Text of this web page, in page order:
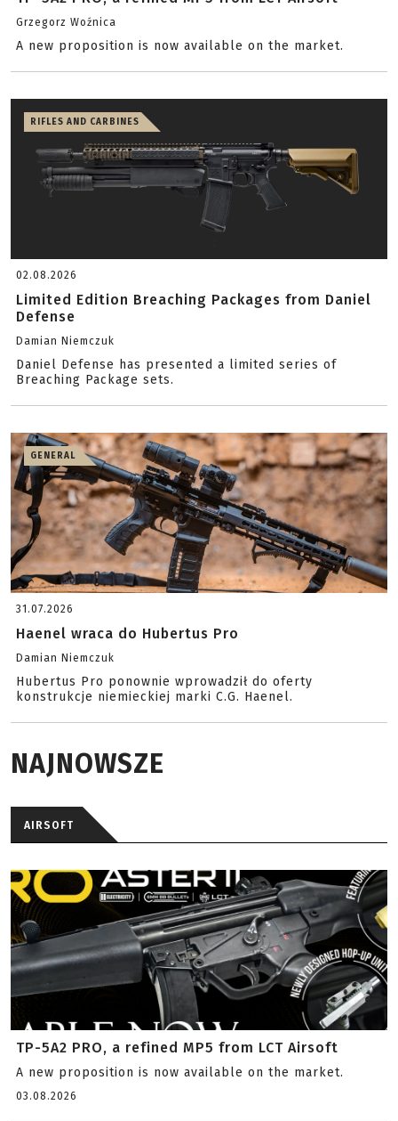
Grzegorz Woźnica
A new proposition is now available on the market.
RIFLES AND CARBINES
02.08.2026
Limited Edition Breaching Packages from Daniel
Defense
Damian Niemczuk
Daniel Defense has presented a limited series of
Breaching Package sets.
GENERAL
31.07.2026
Haenel wraca do Hubertus Pro
Damian Niemczuk
Hubertus Pro ponownie wprowadził do oferty
konstrukcje niemieckiej marki C.G. Haenel.
NAJNOWSZE
AIRSOFT
TP-5A2 PRO, a refined MP5 from LCT Airsoft
A new proposition is now available on the market.
03.08.2026